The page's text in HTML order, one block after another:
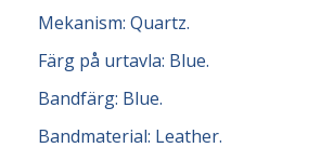
Mekanism: Quartz.
Färg på urtavla: Blue.
Bandfärg: Blue.
Bandmaterial: Leather.